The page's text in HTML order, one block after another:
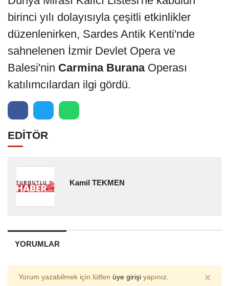
birinci yılı dolayısıyla çeşitli etkinlikler
düzenlenirken, Sardes Antik Kenti'nde
sahnelenen İzmir Devlet Opera ve
Balesi'nin Carmina BuranaOperası
katılımcılardan ilgi gördü.
EDİTÖR
Kamil TEKMEN
YORUMLAR
Yorum yazabilmek için lütfen üye girişi yapınız. ×